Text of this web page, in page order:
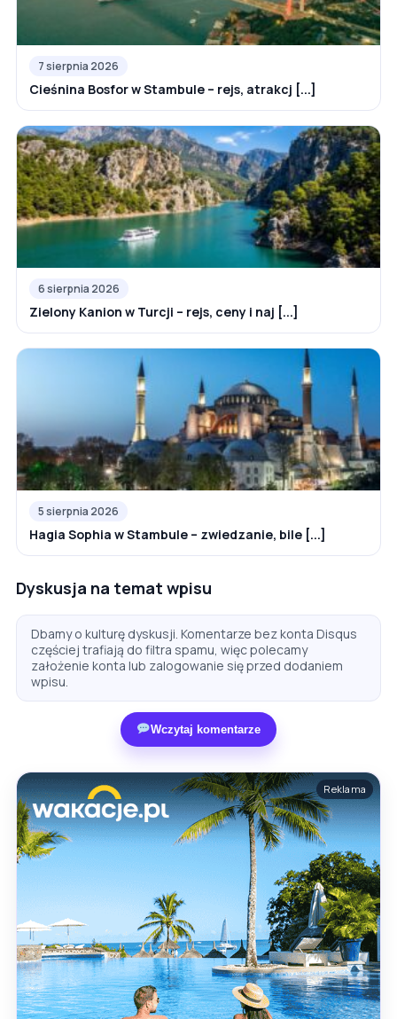
7 sierpnia 2026
Cieśnina Bosfor w Stambule – rejs, atrakcj [...]
6 sierpnia 2026
Zielony Kanion w Turcji – rejs, ceny i naj [...]
5 sierpnia 2026
Hagia Sophia w Stambule – zwiedzanie, bile [...]
Dyskusja na temat wpisu
Dbamy o kulturę dyskusji. Komentarze bez konta Disqus
częściej trafiają do filtra spamu, więc polecamy
założenie konta lub zalogowanie się przed dodaniem
wpisu.
Wczytaj komentarze
Reklama